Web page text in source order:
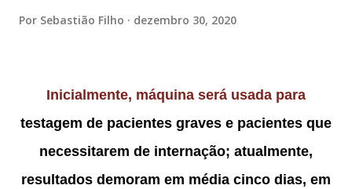
Por Sebastião Filho dezembro 30, 2020
Inicialmente, máquina será usada para
testagem de pacientes graves e pacientes que
necessitarem de internação; atualmente,
resultados demoram em média cinco dias, em